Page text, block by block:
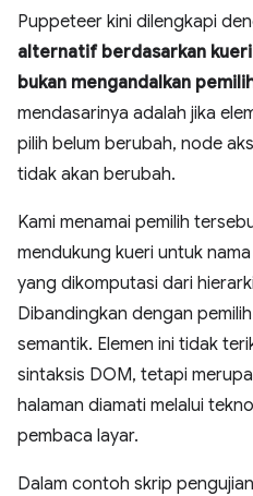
Puppeteer kini dilengkapi
alternatif berdasarkan
bukan mengandalkan
mendasarinya adalah jika
pilih belum berubah, node
tidak akan berubah.
Kami menamai pemilih
mendukung kueri untuk
yang dikomputasi dari
Dibandingkan dengan
semantik. Elemen ini tidak
sintaksis DOM, tetapi
halaman diamati melalui
pembaca layar.
Dalam contoh skrip